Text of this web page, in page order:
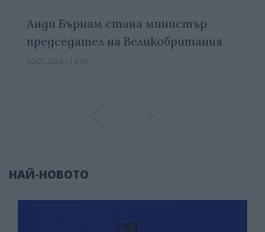
Анди Бърнам стана министър-
председател на Великобритания
20.07.2026 / 16:00
НАЙ-НОВОТО